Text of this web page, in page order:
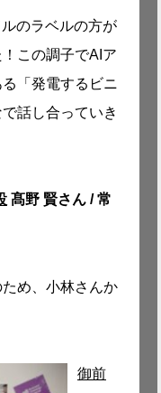
のラベルの方が
この調子でAIア
「発電するビニ
話し合っていき
髙野 賢さん / 常
め、小林さんか
御前